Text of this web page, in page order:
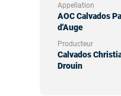
Appellation
AOC Calvados
d'Auge
Producteur
Calvados
Drouin